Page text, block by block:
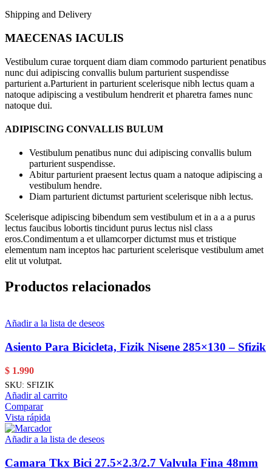
Shipping and Delivery
MAECENAS IACULIS
Vestibulum curae torquent diam diam commodo parturient penatibus
nunc dui adipiscing convallis bulum parturient suspendisse
parturient a.Parturient in parturient scelerisque nibh lectus quam a
natoque adipiscing a vestibulum hendrerit et pharetra fames nunc
natoque dui.
ADIPISCING CONVALLIS BULUM
Vestibulum penatibus nunc dui adipiscing convallis bulum
parturient suspendisse.
Abitur parturient praesent lectus quam a natoque adipiscing a
vestibulum hendre.
Diam parturient dictumst parturient scelerisque nibh lectus.
Scelerisque adipiscing bibendum sem vestibulum et in a a a purus
lectus faucibus lobortis tincidunt purus lectus nisl class
eros.Condimentum a et ullamcorper dictumst mus et tristique
elementum nam inceptos hac parturient scelerisque vestibulum amet
elit ut volutpat.
Productos relacionados
Añadir a la lista de deseos
Asiento Para Bicicleta, Fizik Nisene 285×130 – Sfizik
$ 1.990
SKU: SFIZIK
Añadir al carrito
Comparar
Vista rápida
Añadir a la lista de deseos
Camara Tkx Bici 27.5×2.3/2.7 Valvula Fina 48mm